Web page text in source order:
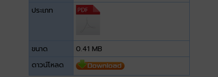
ประเภท
ขนาด
0.41 MB
ดาวน์โหลด